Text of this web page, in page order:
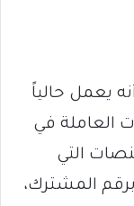
يعمل حالياً
العاملة في
التي
المشترك،